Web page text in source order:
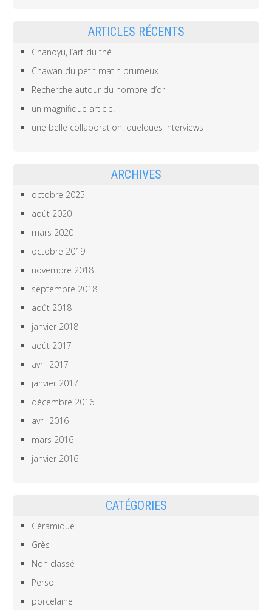
ARTICLES RÉCENTS
Chanoyu, l’art du thé
Chawan du petit matin brumeux
Recherche autour du nombre d’or
un magnifique article!
une belle collaboration: quelques interviews
ARCHIVES
octobre 2025
août 2020
mars 2020
octobre 2019
novembre 2018
septembre 2018
août 2018
janvier 2018
août 2017
avril 2017
janvier 2017
décembre 2016
avril 2016
mars 2016
janvier 2016
CATÉGORIES
Céramique
Grès
Non classé
Perso
porcelaine